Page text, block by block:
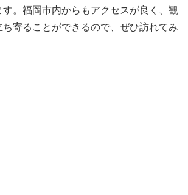
。福岡市内からもアクセスが良く、観
寄ることができるので、ぜひ訪れてみ